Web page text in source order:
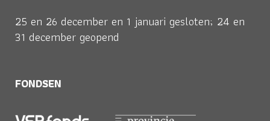
25 en 26 december en 1 januari gesloten; 24 en
31 december geopend
FONDSEN